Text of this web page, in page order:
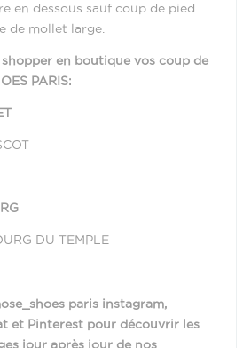
en dessous sauf coup de pied
de mollet large.
en boutique vos coup de
PARIS:
DU TEMPLE
paris instagram,
et Pinterest pour découvrir les
jour après jour de nos